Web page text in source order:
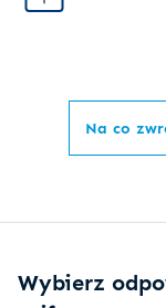
Na co
Wybierz